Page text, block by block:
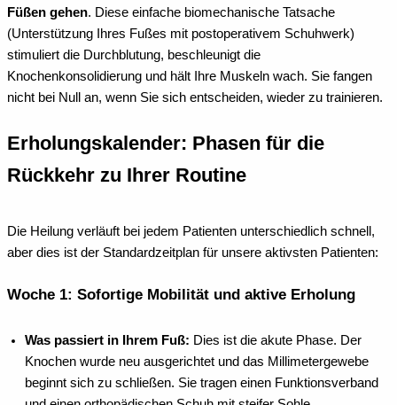
Füßen gehen. Diese einfache biomechanische Tatsache
(Unterstützung Ihres Fußes mit postoperativem Schuhwerk)
stimuliert die Durchblutung, beschleunigt die
Knochenkonsolidierung und hält Ihre Muskeln wach. Sie fangen
nicht bei Null an, wenn Sie sich entscheiden, wieder zu trainieren.
Erholungskalender: Phasen für die
Rückkehr zu Ihrer Routine
Die Heilung verläuft bei jedem Patienten unterschiedlich schnell,
aber dies ist der Standardzeitplan für unsere aktivsten Patienten:
Woche 1: Sofortige Mobilität und aktive Erholung
Was passiert in Ihrem Fuß: Dies ist die akute Phase. Der
Knochen wurde neu ausgerichtet und das Millimetergewebe
beginnt sich zu schließen. Sie tragen einen Funktionsverband